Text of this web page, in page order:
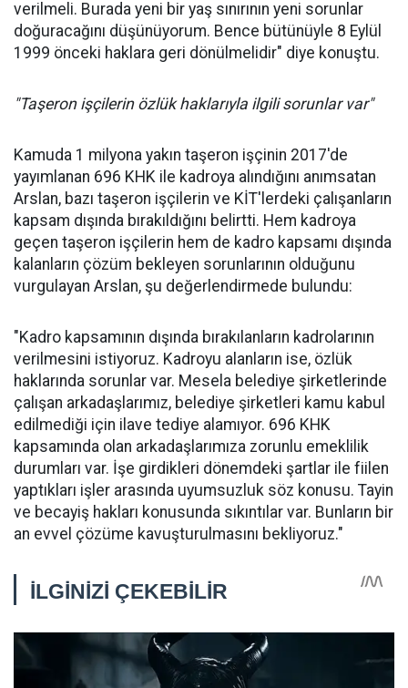
verilmeli. Burada yeni bir yaş sınırının yeni sorunlar
doğuracağını düşünüyorum. Bence bütünüyle 8 Eylül
1999 önceki haklara geri dönülmelidir" diye konuştu.
"Taşeron işçilerin özlük haklarıyla ilgili sorunlar var"
Kamuda 1 milyona yakın taşeron işçinin 2017'de
yayımlanan 696 KHK ile kadroya alındığını anımsatan
Arslan, bazı taşeron işçilerin ve KİT'lerdeki çalışanların
kapsam dışında bırakıldığını belirtti. Hem kadroya
geçen taşeron işçilerin hem de kadro kapsamı dışında
kalanların çözüm bekleyen sorunlarının olduğunu
vurgulayan Arslan, şu değerlendirmede bulundu:
"Kadro kapsamının dışında bırakılanların kadrolarının
verilmesini istiyoruz. Kadroyu alanların ise, özlük
haklarında sorunlar var. Mesela belediye şirketlerinde
çalışan arkadaşlarımız, belediye şirketleri kamu kabul
edilmediği için ilave tediye alamıyor. 696 KHK
kapsamında olan arkadaşlarımıza zorunlu emeklilik
durumları var. İşe girdikleri dönemdeki şartlar ile fiilen
yaptıkları işler arasında uyumsuzluk söz konusu. Tayin
ve becayiş hakları konusunda sıkıntılar var. Bunların bir
an evvel çözüme kavuşturulmasını bekliyoruz."